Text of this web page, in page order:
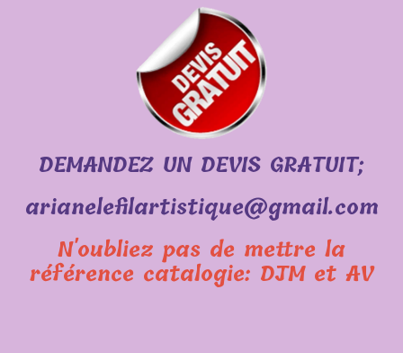
DEMANDEZ UN DEVIS GRATUIT;
arianelefilartistique@gmail.com
N'oubliez pas de mettre la
référence catalogie: DJM et AV